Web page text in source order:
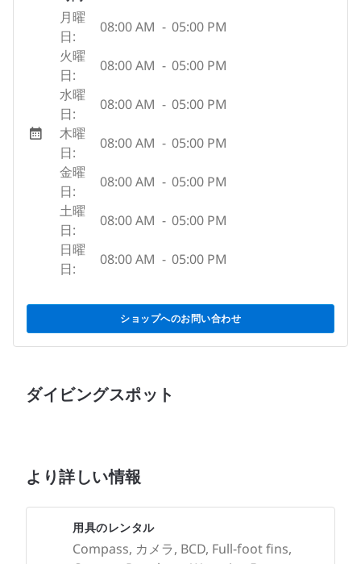
月曜
日:
08:00 AM - 05:00 PM
火曜
日:
08:00 AM - 05:00 PM
水曜
日:
08:00 AM - 05:00 PM
木曜
日:
08:00 AM - 05:00 PM
金曜
日:
08:00 AM - 05:00 PM
土曜
日:
08:00 AM - 05:00 PM
日曜
日:
08:00 AM - 05:00 PM
ショップへのお問い合わせ
ダイビングスポット
より詳しい情報
用具のレンタル
Compass, カメラ, BCD, Full-foot fins,